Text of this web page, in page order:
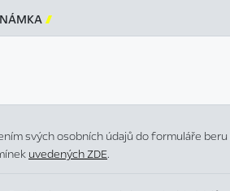

svých osobních údajů do formuláře
uvedených ZDE.